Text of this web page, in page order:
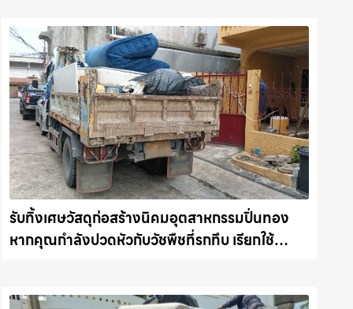
รับทิ้งเศษวัสดุก่อสร้างนิคมอุตสาหกรรมปิ่นทอง
หากคุณกำลังปวดหัวกับวัชพืชที่รกทึบ เรียกใช้